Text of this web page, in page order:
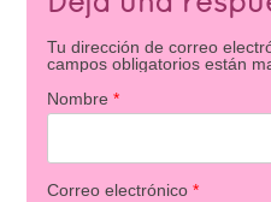
Deja una
Tu dirección de correo
campos obligatorios están
Nombre *
Correo electrónico *